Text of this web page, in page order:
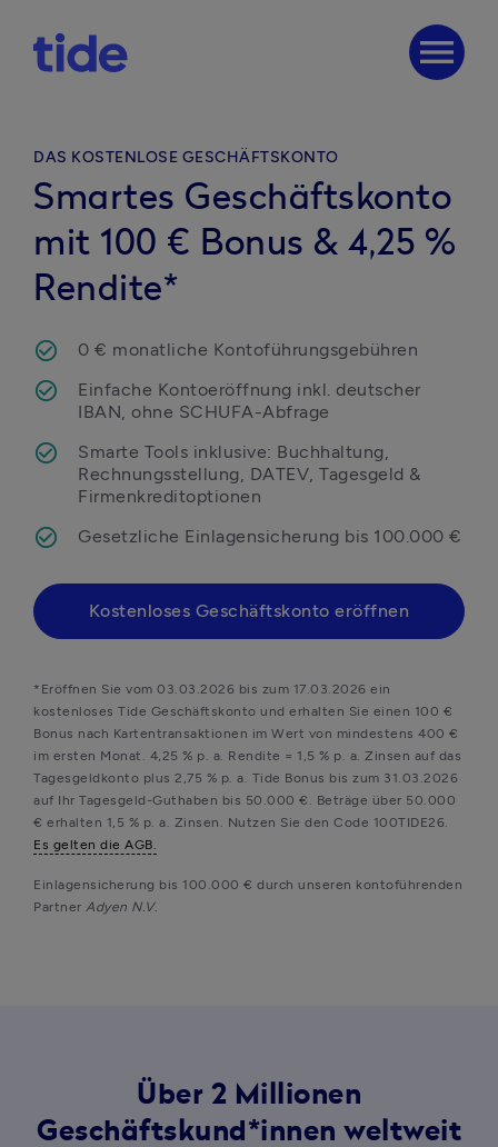
menu
DAS KOSTENLOSE GESCHÄFTSKONTO
Smartes Geschäftskonto
mit 100 € Bonus & 4,25 %
Rendite*
0 € monatliche Kontoführungsgebühren
Einfache Kontoeröffnung inkl. deutscher
IBAN, ohne SCHUFA-Abfrage
Smarte Tools inklusive: Buchhaltung,
Rechnungsstellung, DATEV, Tagesgeld &
Firmenkreditoptionen
Gesetzliche Einlagensicherung bis 100.000 €
Kostenloses Geschäftskonto eröffnen
*Eröffnen Sie vom 03.03.2026 bis zum 17.03.2026 ein
kostenloses Tide Geschäftskonto und erhalten Sie einen 100 €
Bonus nach Kartentransaktionen im Wert von mindestens 400 €
im ersten Monat. 4,25 % p. a. Rendite = 1,5 % p. a. Zinsen auf das
Tagesgeldkonto plus 2,75 % p. a. Tide Bonus bis zum 31.03.2026
auf Ihr Tagesgeld-Guthaben bis 50.000 €. Beträge über 50.000
€ erhalten 1,5 % p. a. Zinsen.
Es gelten die AGB.
Einlagensicherung bis 100.000 € durch unseren kontoführenden
Partner Adyen N.V.
Über 2 Millionen
Geschäftskund*innen weltweit